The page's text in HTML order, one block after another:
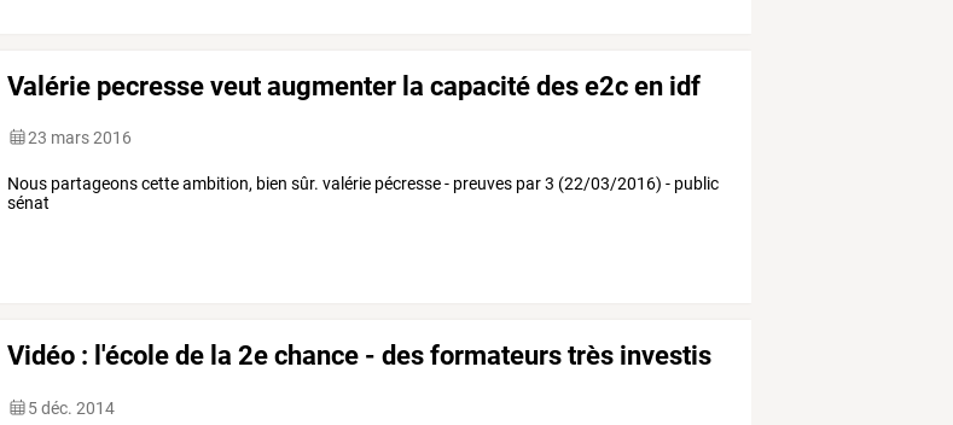
Valérie pecresse veut augmenter la capacité des e2c en idf
23 mars 2016
Nous partageons cette ambition, bien sûr. valérie pécresse - preuves par 3 (22/03/2016) - public
sénat
Vidéo : l'école de la 2e chance - des formateurs très investis
5 déc. 2014